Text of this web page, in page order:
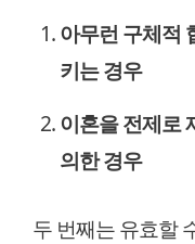
아무런 구체적
키는 경우
이혼을 전제로
의한 경우
두 번째는 유효할